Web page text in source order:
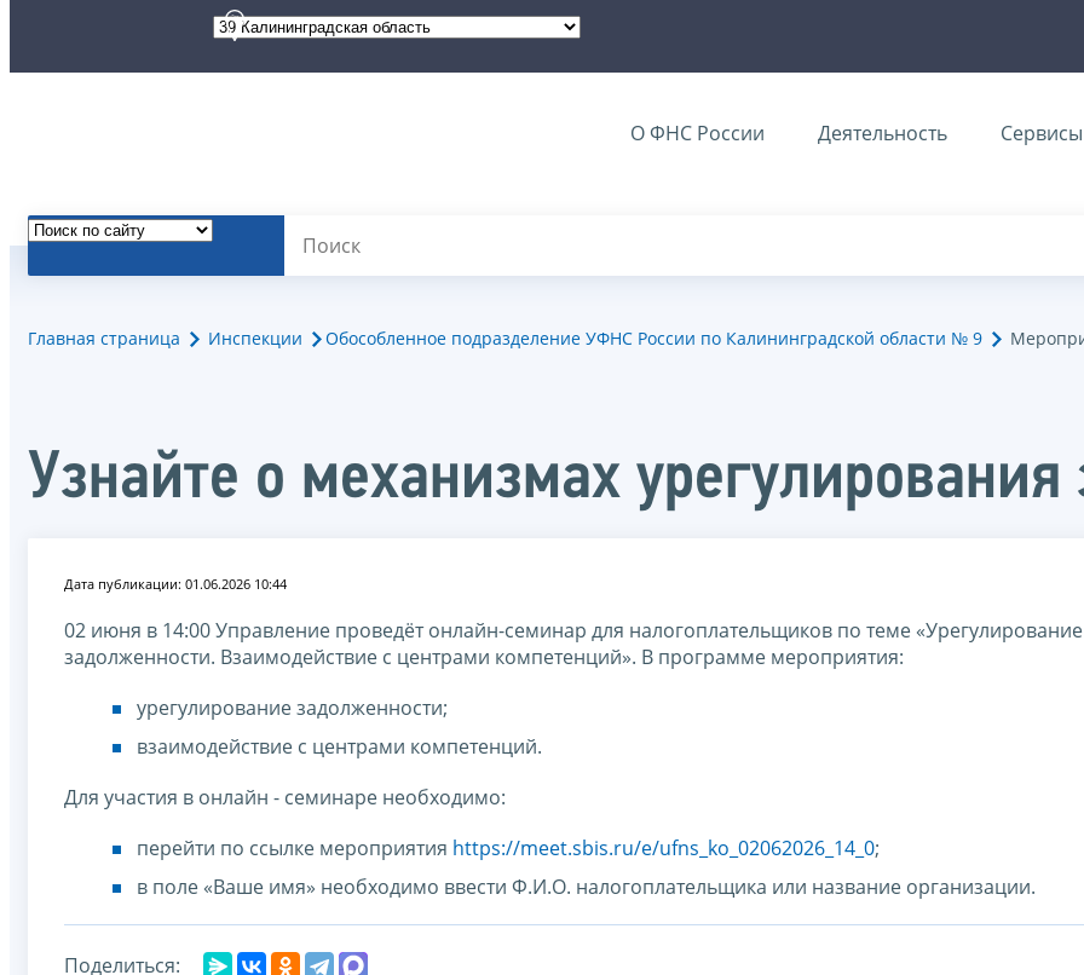
О ФНС России Деятельность Сервисы
Главная страница Инспекции Обособленное подразделение УФНС России по Калининградской области № 9
Узнайте о механизмах
Дата публикации: 01.06.2026 10:44
02 июня в 14:00 Управление проведёт онлайн-семинар для налогоплательщиков по теме «Урегулирование
задолженности. Взаимодействие с центрами компетенций». В программе мероприятия:
урегулирование задолженности;
взаимодействие с центрами компетенций.
Для участия в онлайн - семинаре необходимо:
перейти по ссылке мероприятия https://meet.sbis.ru/e/ufns_ko_02062026_14_0;
в поле «Ваше имя» необходимо ввести Ф.И.О. налогоплательщика или название организации.
Поделиться: